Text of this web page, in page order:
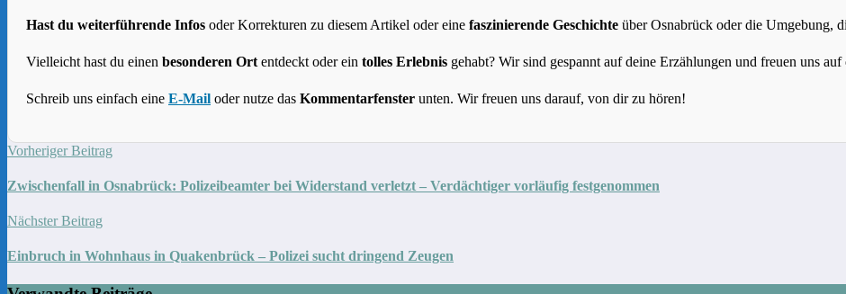
Hast du weiterführende Infos oder Korrekturen zu diesem Artikel oder eine faszinierende Geschichte über Osnabrück oder die Umgebung,
Vielleicht hast du einen besonderen Ort entdeckt oder ein tolles Erlebnis gehabt? Wir sind gespannt auf deine Erzählungen und freuen uns auf
Schreib uns einfach eine E-Mail oder nutze das Kommentarfenster unten. Wir freuen uns darauf, von dir zu hören!
Vorheriger Beitrag
Zwischenfall in Osnabrück: Polizeibeamter bei Widerstand verletzt – Verdächtiger vorläufig festgenommen
Nächster Beitrag
Einbruch in Wohnhaus in Quakenbrück – Polizei sucht dringend Zeugen